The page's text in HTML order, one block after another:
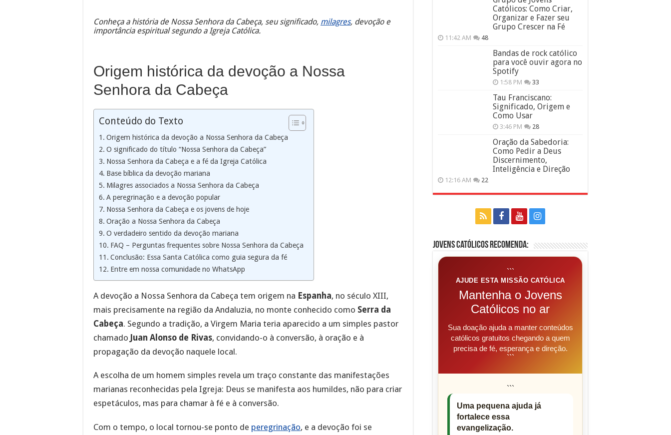
Conheça a história de Nossa Senhora da Cabeça, seu significado, milagres, devoção e
importância espiritual segundo a Igreja Católica.
Origem histórica da devoção a Nossa
Senhora da Cabeça
Conteúdo do Texto
Origem histórica da devoção a Nossa Senhora da Cabeça
O significado do título “Nossa Senhora da Cabeça”
Nossa Senhora da Cabeça e a fé da Igreja Católica
Base bíblica da devoção mariana
Milagres associados a Nossa Senhora da Cabeça
A peregrinação e a devoção popular
Nossa Senhora da Cabeça e os jovens de hoje
Oração a Nossa Senhora da Cabeça
O verdadeiro sentido da devoção mariana
FAQ – Perguntas frequentes sobre Nossa Senhora da Cabeça
Conclusão: Essa Santa Católica como guia segura da fé
Entre em nossa comunidade no WhatsApp
A devoção a Nossa Senhora da Cabeça tem origem na Espanha, no século XIII,
mais precisamente na região da Andaluzia, no monte conhecido como Serra da
Cabeça. Segundo a tradição, a Virgem Maria teria aparecido a um simples pastor
chamado Juan Alonso de Rivas, convidando-o à conversão, à oração e à
propagação da devoção naquele local.
A escolha de um homem simples revela um traço constante das manifestações
marianas reconhecidas pela Igreja: Deus se manifesta aos humildes, não para criar
espetáculos, mas para chamar à fé e à conversão.
Com o tempo, o local tornou-se ponto de peregrinação, e a devoção foi se
Católicos: Como Criar,
Organizar e Fazer seu
Grupo Crescer na Fé
11:42 AM 48
Bandas de rock católico
para você ouvir agora no
Spotify
1:58 PM 33
Tau Franciscano:
Significado, Origem e
Como Usar
3:46 PM 28
Oração da Sabedoria:
Como Pedir a Deus
Discernimento,
Inteligência e Direção
12:16 AM 22
Jovens Católicos Recomenda:
```
AJUDE ESTA MISSÃO CATÓLICA
Mantenha o Jovens
Católicos no ar
Sua doação ajuda a manter conteúdos
católicos gratuitos chegando a quem
precisa de fé, esperança e direção.
```
```
Uma pequena ajuda já
fortalece essa
evangelização.